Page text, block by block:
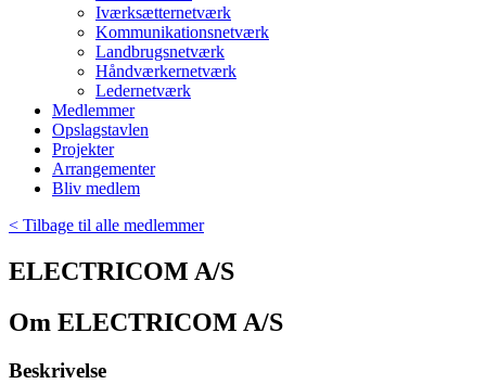
Iværksætternetværk
Kommunikationsnetværk
Landbrugsnetværk
Håndværkernetværk
Ledernetværk
Medlemmer
Opslagstavlen
Projekter
Arrangementer
Bliv medlem
< Tilbage til alle medlemmer
ELECTRICOM A/S
Om ELECTRICOM A/S
Beskrivelse